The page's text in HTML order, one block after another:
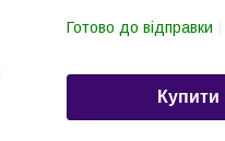
Готово до відправки
Купити